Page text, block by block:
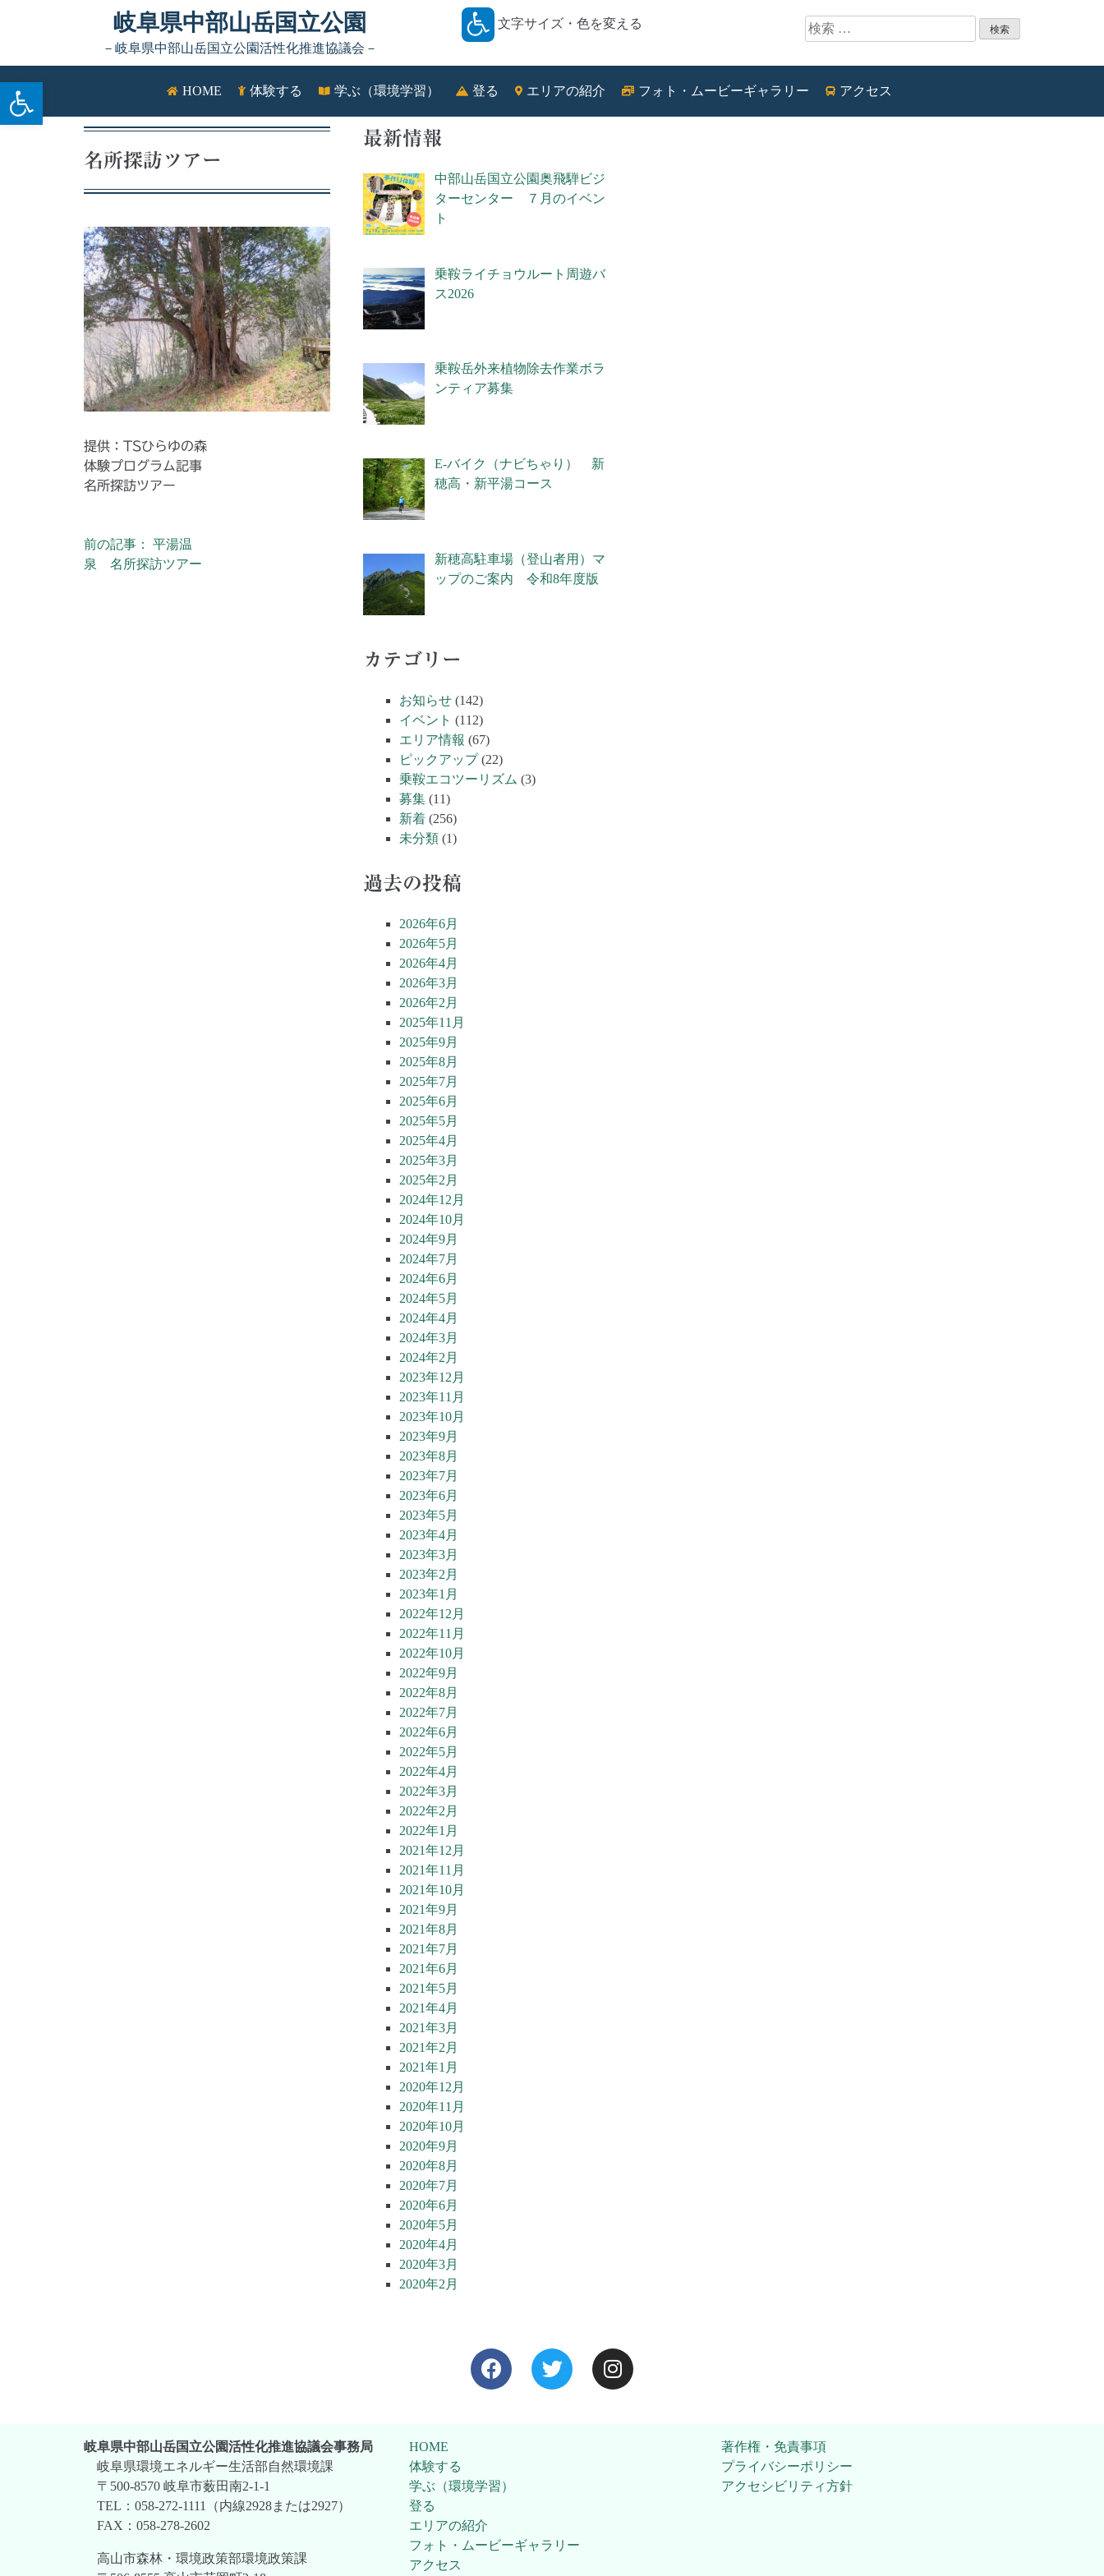
ツールバーを開く
岐阜県中部山岳国立公園
－岐阜県中部山岳国立公園活性化推進協議会－
文字サイズ・色を変える 検索:
HOME 体験する 学ぶ（環境学習） 登る エリアの紹介 フォト・ムービーギャラリー アクセス
名所探訪ツアー
提供：TSひらゆの森
体験プログラム記事
名所探訪ツアー
投稿ナビゲーション
前の記事： 平湯温
泉 名所探訪ツアー
最新情報
中部山岳国立公園奥飛騨ビジ
ターセンター ７月のイベン
ト
乗鞍ライチョウルート周遊バ
ス2026
乗鞍岳外来植物除去作業ボラ
ンティア募集
E-バイク（ナビちゃり） 新
穂高・新平湯コース
新穂高駐車場（登山者用）マ
ップのご案内 令和8年度版
カテゴリー
お知らせ (142)
イベント (112)
エリア情報 (67)
ピックアップ(22)
乗鞍エコツーリズム (3)
募集 (11)
新着 (256)
未分類 (1)
過去の投稿
2026年6月
2026年5月
2026年4月
2026年3月
2026年2月
2025年11月
2025年9月
2025年8月
2025年7月
2025年6月
2025年5月
2025年4月
2025年3月
2025年2月
2024年12月
2024年10月
2024年9月
2024年7月
2024年6月
2024年5月
2024年4月
2024年3月
2024年2月
2023年12月
2023年11月
2023年10月
2023年9月
2023年8月
2023年7月
2023年6月
2023年5月
2023年4月
2023年3月
2023年2月
2023年1月
2022年12月
2022年11月
2022年10月
2022年9月
2022年8月
2022年7月
2022年6月
2022年5月
2022年4月
2022年3月
2022年2月
2022年1月
2021年12月
2021年11月
2021年10月
2021年9月
2021年8月
2021年7月
2021年6月
2021年5月
2021年4月
2021年3月
2021年2月
2021年1月
2020年12月
2020年11月
2020年10月
2020年9月
2020年8月
2020年7月
2020年6月
2020年5月
2020年4月
2020年3月
2020年2月
岐阜県中部山岳国立公園活性化推進協議会事務局
岐阜県環境エネルギー生活部自然環境課
〒500-8570 岐阜市薮田南2-1-1
TEL：058-272-1111（内線2928または2927）
FAX：058-278-2602
高山市森林・環境政策部環境政策課
HOME
体験する
学ぶ（環境学習）
登る
エリアの紹介
フォト・ムービーギャラリー
アクセス
著作権・免責事項
プライバシーポリシー
アクセシビリティ方針